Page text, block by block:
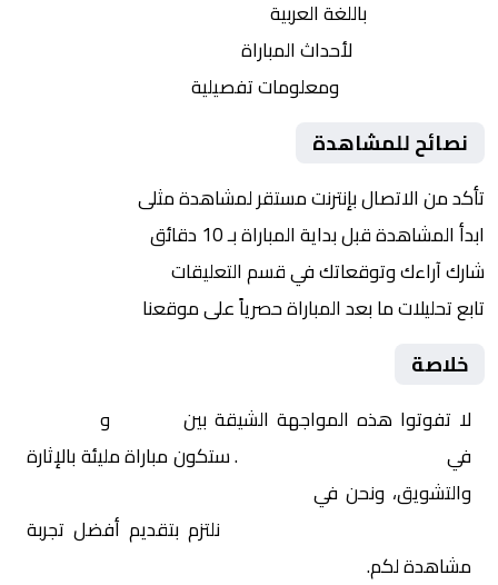
باللغة العربية
لأحداث المباراة
ومعلومات تفصيلية
نصائح للمشاهدة
تأكد من الاتصال بإنترنت مستقر لمشاهدة مثلى
ابدأ المشاهدة قبل بداية المباراة بـ 10 دقائق
شارك آراءك وتوقعاتك في قسم التعليقات
تابع تحليلات ما بعد المباراة حصرياً على موقعنا
خلاصة
لا تفوتوا هذه المواجهة الشيقة بين و
في
. ستكون مباراة مليئة بالإثارة
والتشويق، ونحن في
نلتزم بتقديم أفضل تجربة
مشاهدة لكم.